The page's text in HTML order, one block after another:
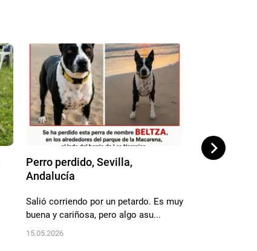
Perro perdido, Sevilla,
Andalucía
Salió corriendo por un petardo. Es muy
buena y cariñosa, pero algo asu...
15.05.2026
Perro